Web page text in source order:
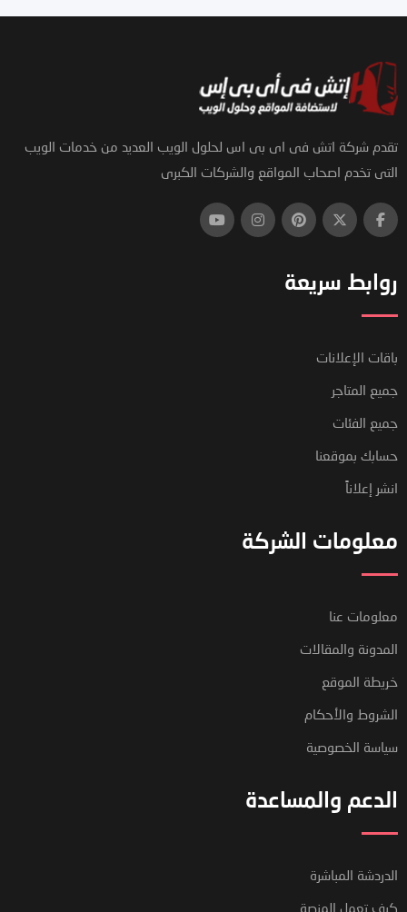
تقدم شركة اتش فى اى بى اس لحلول الويب العديد من خدمات الويب
التى تخدم اصحاب المواقع والشركات الكبرى
روابط سريعة
باقات الإعلانات
جميع المتاجر
جميع الفئات
حسابك بموقعنا
انشر إعلاناً
معلومات الشركة
معلومات عنا
المدونة والمقالات
خريطة الموقع
الشروط والأحكام
سياسة الخصوصية
الدعم والمساعدة
الدردشة المباشرة
كيف تعمل المنصة